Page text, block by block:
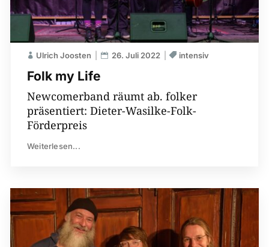
Folk my Life
Ulrich Joosten 26. Juli 2022 intensiv
Newcomerband räumt ab. folker
präsentiert: Dieter-Wasilke-Folk-
Förderpreis
Weiterlesen...